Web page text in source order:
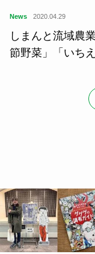
News 2020.04.29
しまんと流域農
節野菜」「いち